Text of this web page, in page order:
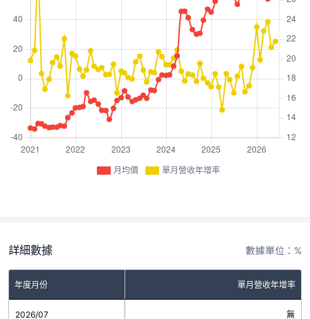
月均價 單月營收年增率
詳細數據 數據單位：%
年度月份 單月營收年增率
2026/07 無